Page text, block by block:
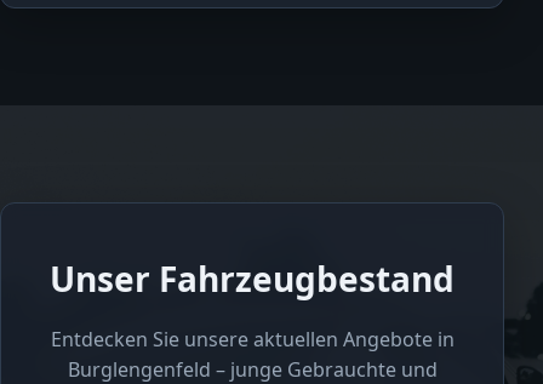
Unser Fahrzeugbestand
Entdecken Sie unsere aktuellen Angebote in
Burglengenfeld – junge Gebrauchte und